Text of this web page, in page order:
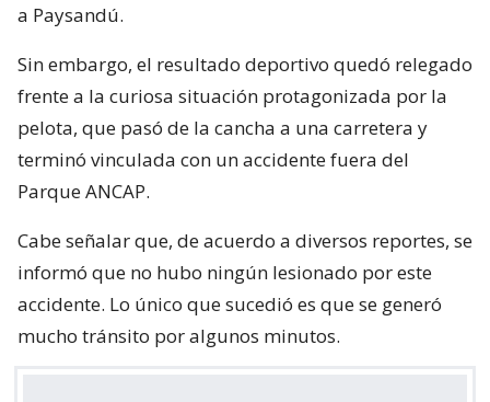
a Paysandú.
Sin embargo, el resultado deportivo quedó relegado
frente a la curiosa situación protagonizada por la
pelota, que pasó de la cancha a una carretera y
terminó vinculada con un accidente fuera del
Parque ANCAP.
Cabe señalar que, de acuerdo a diversos reportes, se
informó que no hubo ningún lesionado por este
accidente. Lo único que sucedió es que se generó
mucho tránsito por algunos minutos.